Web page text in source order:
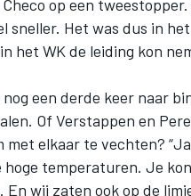
op een
sneller. Het was dus in
het WK de leiding kon
een derde keer naar
Of Verstappen en
elkaar te vechten?
hoge temperaturen. Je
wij zaten ook op de